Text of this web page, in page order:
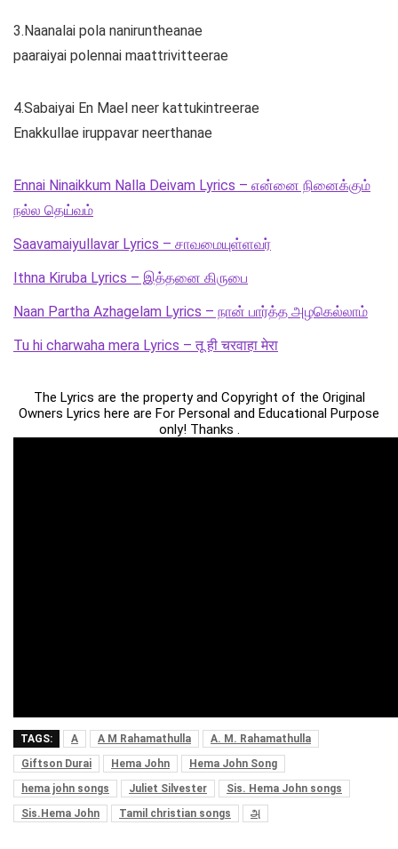
3.Naanalai pola naniruntheanae
paaraiyai polennai maattrivitteerae
4.Sabaiyai En Mael neer kattukintreerae
Enakkullae iruppavar neerthanae
Ennai Ninaikkum Nalla Deivam Lyrics – என்னை நினைக்கும்
நல்ல தெய்வம்
Saavamaiyullavar Lyrics – சாவமையுள்ளவர்
Ithna Kiruba Lyrics – இத்தனை கிருபை
Naan Partha Azhagelam Lyrics – நான் பார்த்த அழகெல்லாம்
Tu hi charwaha mera Lyrics – तू ही चरवाहा मेरा
The Lyrics are the property and Copyright of the Original
Owners Lyrics here are For Personal and Educational Purpose
only! Thanks .
TAGS: A A M Rahamathulla
A. M. Rahamathulla
Giftson Durai
Hema John
Hema John Song
hema john songs
Juliet Silvester
Sis. Hema John songs
Sis.Hema John
Tamil christian songs அ